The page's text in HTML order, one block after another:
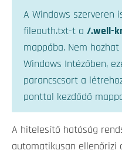
A Windows szerveren
fileauth.txt-t a /.well-
mappába. Nem
Windows Intézőben,
parancscsort a
ponttal kezdődő
A hitelesítő hatóság
automatikusan